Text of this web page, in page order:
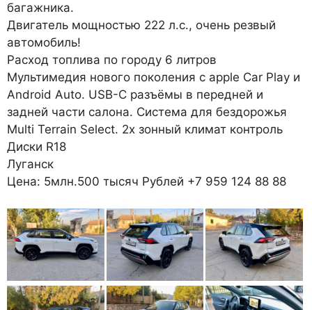
багажника.
Двигатель мощностью 222 л.с., очень резвый
автомобиль!
Расход топлива по городу 6 литров
Мультимедия нового поколения с apple Car Play и
Android Auto. USB-C разъёмы в передней и
задней части салона. Система для бездорожья
Multi Terrain Select. 2х зонный климат контроль
Диски R18
Луганск
Цена: 5млн.500 тысяч Рублей +7 959 124 88 88